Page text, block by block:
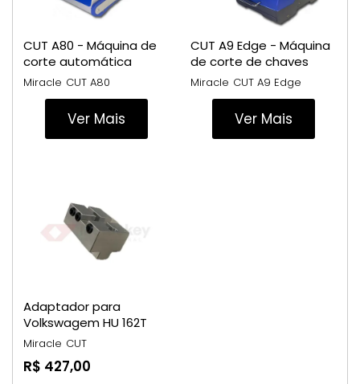
CUT A80 - Máquina de
corte automática
Miracle CUT A80
Ver Mais
CUT A9 Edge - Máquina
de corte de chaves
automática
Miracle CUT A9 Edge
Ver Mais
Adaptador para
Volkswagem HU 162T
Miracle CUT
R$ 427,00